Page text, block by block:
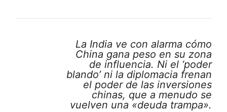
La India ve con alarma cómo
China gana peso en su zona
de influencia. Ni el ‘poder
blando’ ni la diplomacia frenan
el poder de las inversiones
chinas, que a menudo se
vuelven una «deuda trampa».